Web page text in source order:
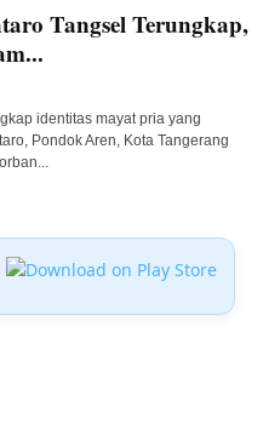
Tangsel Terungkap,
identitas mayat pria yang
Pondok Aren, Kota Tangerang